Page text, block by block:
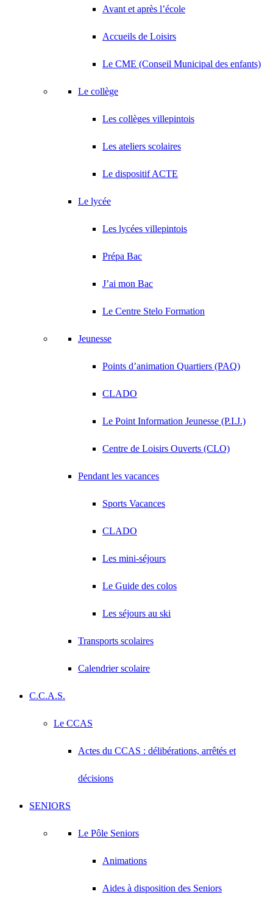
Avant et après l’école
Accueils de Loisirs
Le CME (Conseil Municipal des enfants)
Le collège
Les collèges villepintois
Les ateliers scolaires
Le dispositif ACTE
Le lycée
Les lycées villepintois
Prépa Bac
J’ai mon Bac
Le Centre Stelo Formation
Jeunesse
Points d’animation Quartiers (PAQ)
CLADO
Le Point Information Jeunesse (P.I.J.)
Centre de Loisirs Ouverts (CLO)
Pendant les vacances
Sports Vacances
CLADO
Les mini-séjours
Le Guide des colos
Les séjours au ski
Transports scolaires
Calendrier scolaire
C.C.A.S.
Le CCAS
Actes du CCAS : délibérations, arrêtés et
décisions
SENIORS
Le Pôle Seniors
Animations
Aides à disposition des Seniors